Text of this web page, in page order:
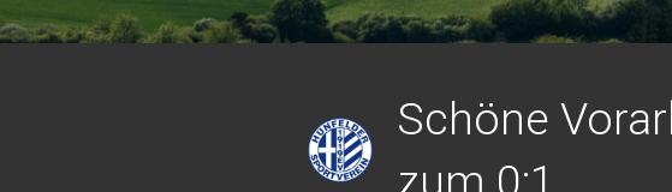
Schöne
zum 0:1